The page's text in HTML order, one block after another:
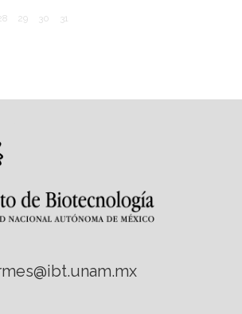
29 30 31